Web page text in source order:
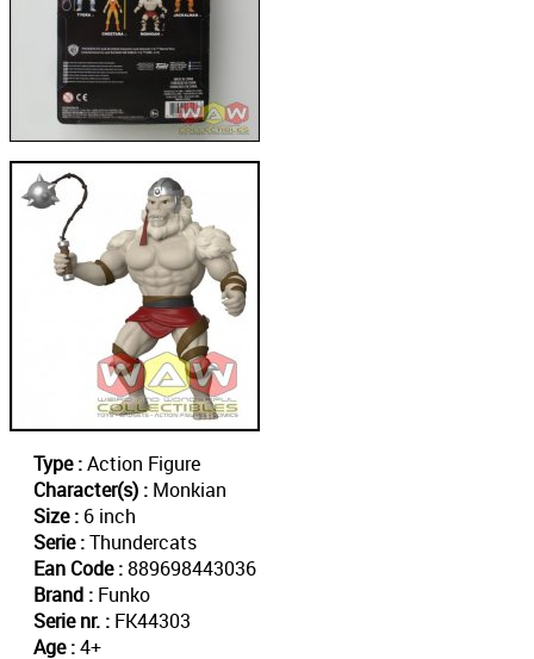
Type :Action Figure
Character(s) : Monkian
Size : 6 inch
Serie :Thundercats
Ean Code :889698443036
Brand : Funko
Serie nr. : FK44303
Age :4+